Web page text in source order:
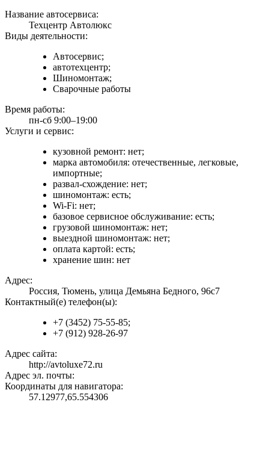
Название автосервиса:
Техцентр Автолюкс
Виды деятельности:
Автосервис;
автотехцентр;
Шиномонтаж;
Сварочные работы
Время работы:
пн-сб 9:00–19:00
Услуги и сервис:
кузовной ремонт: нет;
марка автомобиля: отечественные, легковые,
импортные;
развал-схождение: нет;
шиномонтаж: есть;
Wi-Fi: нет;
базовое сервисное обслуживание: есть;
грузовой шиномонтаж: нет;
выездной шиномонтаж: нет;
оплата картой: есть;
хранение шин: нет
Адрес:
Россия, Тюмень, улица Демьяна Бедного, 96с7
Контактный(е) телефон(ы):
+7 (3452) 75-55-85;
+7 (912) 928-26-97
Адрес сайта:
http://avtoluxe72.ru
Адрес эл. почты:
Координаты для навигатора:
57.12977,65.554306